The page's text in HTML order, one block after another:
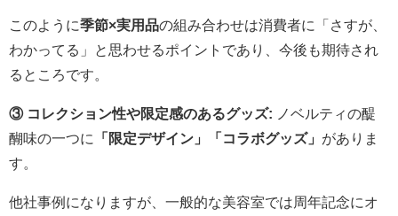
このように季節×実用品の組み合わせは消費者に「さすが、
わかってる」と思わせるポイントであり、今後も期待され
るところです。
③ コレクション性や限定感のあるグッズ: ノベルティの醍
醐味の一つに
「限定デザイン」「コラボグッズ」 がありま
す。
他社事例になりますが、一般的な美容室では周年記念にオ